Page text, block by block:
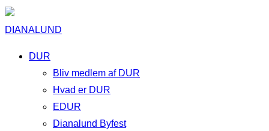
DIANALUND
DUR
Bliv medlem af DUR
Hvad er DUR
EDUR
Dianalund Byfest